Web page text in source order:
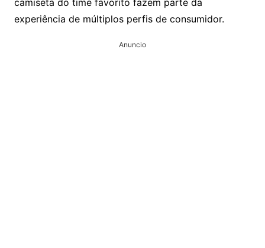
experiência de múltiplos perfis de consumidor.
Anuncio